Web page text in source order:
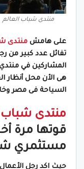
منتدى شباب العالم
على هامش منتدى
تفائل عدد كبير من
المشاركين في
هى الأن محل أنظار
السياحة فى مصر
منتدى شباب
قوتها مرة
مستثمري
حيث اكد رجل